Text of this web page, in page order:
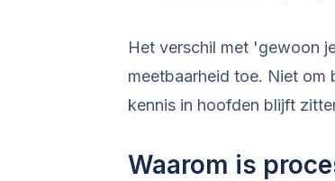
Het verschil met 'gewoon
meetbaarheid toe. Niet om
kennis in hoofden blijft
Waarom is